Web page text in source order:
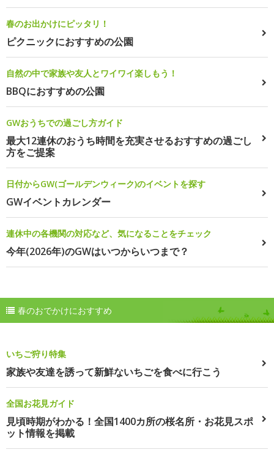
春のお出かけにピッタリ！
ピクニックにおすすめの公園
自然の中で家族や友人とワイワイ楽しもう！
BBQにおすすめの公園
GWおうちでの過ごし方ガイド
最大12連休のおうち時間を充実させるおすすめの過ごし
方をご提案
日付からGW(ゴールデンウィーク)のイベントを探す
GWイベントカレンダー
連休中の各機関の対応など、気になることをチェック
今年(2026年)のGWはいつからいつまで？
春のおでかけにおすすめ
いちご狩り特集
家族や友達を誘って新鮮ないちごを食べに行こう
全国お花見ガイド
見頃時期がわかる！全国1400カ所の桜名所・お花見スポ
ット情報を掲載